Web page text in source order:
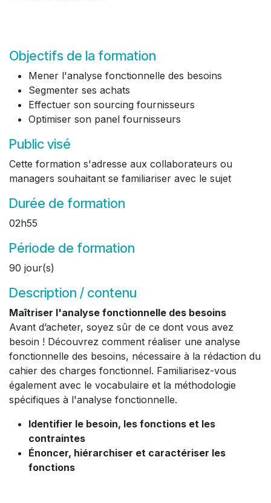
Objectifs de la formation
Mener l'analyse fonctionnelle des besoins
Segmenter ses achats
Effectuer son sourcing fournisseurs
Optimiser son panel fournisseurs
Public visé
Cette formation s'adresse aux collaborateurs ou
managers souhaitant se familiariser avec le sujet
Durée de formation
02h55
Période de formation
90 jour(s)
Description / contenu
Maîtriser l'analyse fonctionnelle des besoins
Avant d’acheter, soyez sûr de ce dont vous avez
besoin ! Découvrez comment réaliser une analyse
fonctionnelle des besoins, nécessaire à la rédaction du
cahier des charges fonctionnel. Familiarisez-vous
également avec le vocabulaire et la méthodologie
spécifiques à l'analyse fonctionnelle.
Identifier le besoin, les fonctions et les
contraintes
Énoncer, hiérarchiser et caractériser les
fonctions